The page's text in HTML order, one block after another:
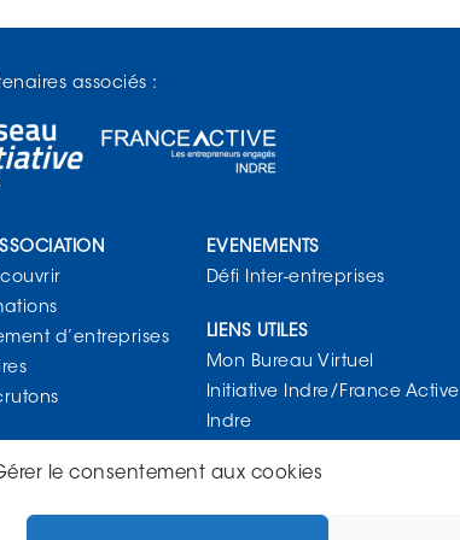
le consentement aux cookies
associés :
d’entreprises
EVENEMENTS
Défi Inter-entreprises
LIENS UTILES
Mon Bureau Virtuel
Initiative Indre/France Active
Indre
SUIVEZ-NOUS !